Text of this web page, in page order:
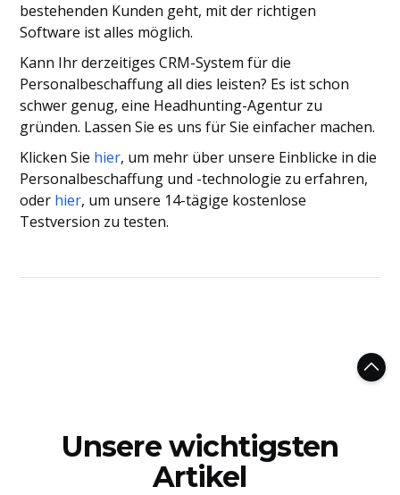
bestehenden Kunden geht, mit der richtigen
Software ist alles möglich.
Kann Ihr derzeitiges CRM-System für die
Personalbeschaffung all dies leisten? Es ist schon
schwer genug, eine Headhunting-Agentur zu
gründen. Lassen Sie es uns für Sie einfacher machen.
Klicken Sie hier, um mehr über unsere Einblicke in die
Personalbeschaffung und -technologie zu erfahren,
oder hier, um unsere 14-tägige kostenlose
Testversion zu testen.
Unsere wichtigsten
Artikel